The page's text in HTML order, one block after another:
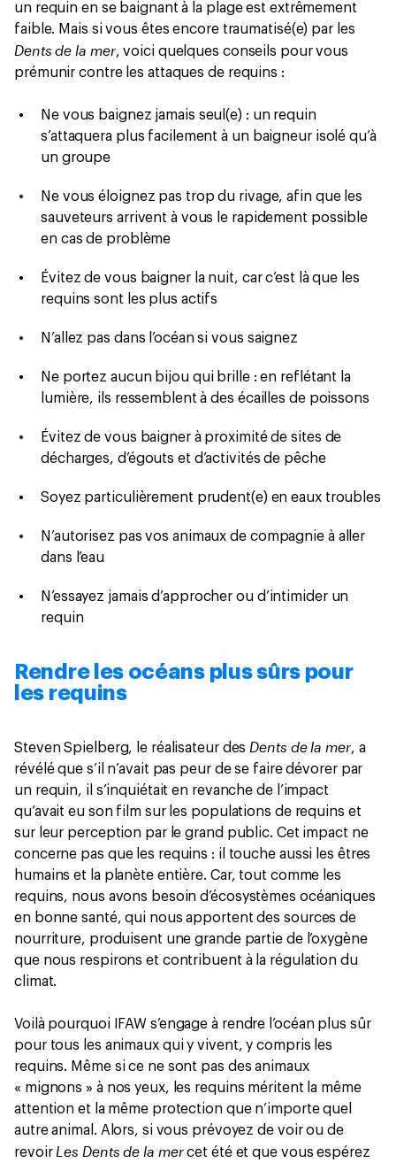
un requin en se baignant à la plage est extrêmement
faible. Mais si vous êtes encore traumatisé(e) par les
Dents de la mer, voici quelques conseils pour vous
prémunir contre les attaques de requins :
Ne vous baignez jamais seul(e) : un requin
s’attaquera plus facilement à un baigneur isolé qu’à
un groupe
Ne vous éloignez pas trop du rivage, afin que les
sauveteurs arrivent à vous le rapidement possible
en cas de problème
Évitez de vous baigner la nuit, car c’est là que les
requins sont les plus actifs
N’allez pas dans l’océan si vous saignez
Ne portez aucun bijou qui brille : en reflétant la
lumière, ils ressemblent à des écailles de poissons
Évitez de vous baigner à proximité de sites de
décharges, d’égouts et d’activités de pêche
Soyez particulièrement prudent(e) en eaux troubles
N’autorisez pas vos animaux de compagnie à aller
dans l’eau
N’essayez jamais d’approcher ou d’intimider un
requin
Rendre les océans plus sûrs pour
les requins
Steven Spielberg, le réalisateur des Dents de la mer, a
révélé que s’il n’avait pas peur de se faire dévorer par
un requin, il s’inquiétait en revanche de l’impact
qu’avait eu son film sur les populations de requins et
sur leur perception par le grand public. Cet impact ne
concerne pas que les requins : il touche aussi les êtres
humains et la planète entière. Car, tout comme les
requins, nous avons besoin d’écosystèmes océaniques
en bonne santé, qui nous apportent des sources de
nourriture, produisent une grande partie de l’oxygène
que nous respirons et contribuent à la régulation du
climat.
Voilà pourquoi IFAW s’engage à rendre l’océan plus sûr
pour tous les animaux qui y vivent, y compris les
requins. Même si ce ne sont pas des animaux
« mignons » à nos yeux, les requins méritent la même
attention et la même protection que n’importe quel
autre animal. Alors, si vous prévoyez de voir ou de
revoir Les Dents de la mercet été et que vous espérez